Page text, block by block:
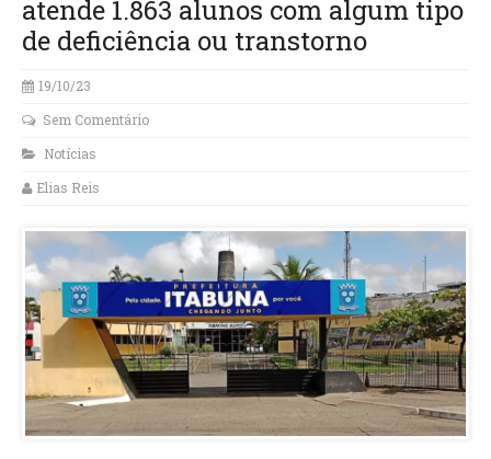
atende 1.863 alunos com algum tipo
de deficiência ou transtorno
19/10/23
Sem Comentário
Notícias
Elias Reis